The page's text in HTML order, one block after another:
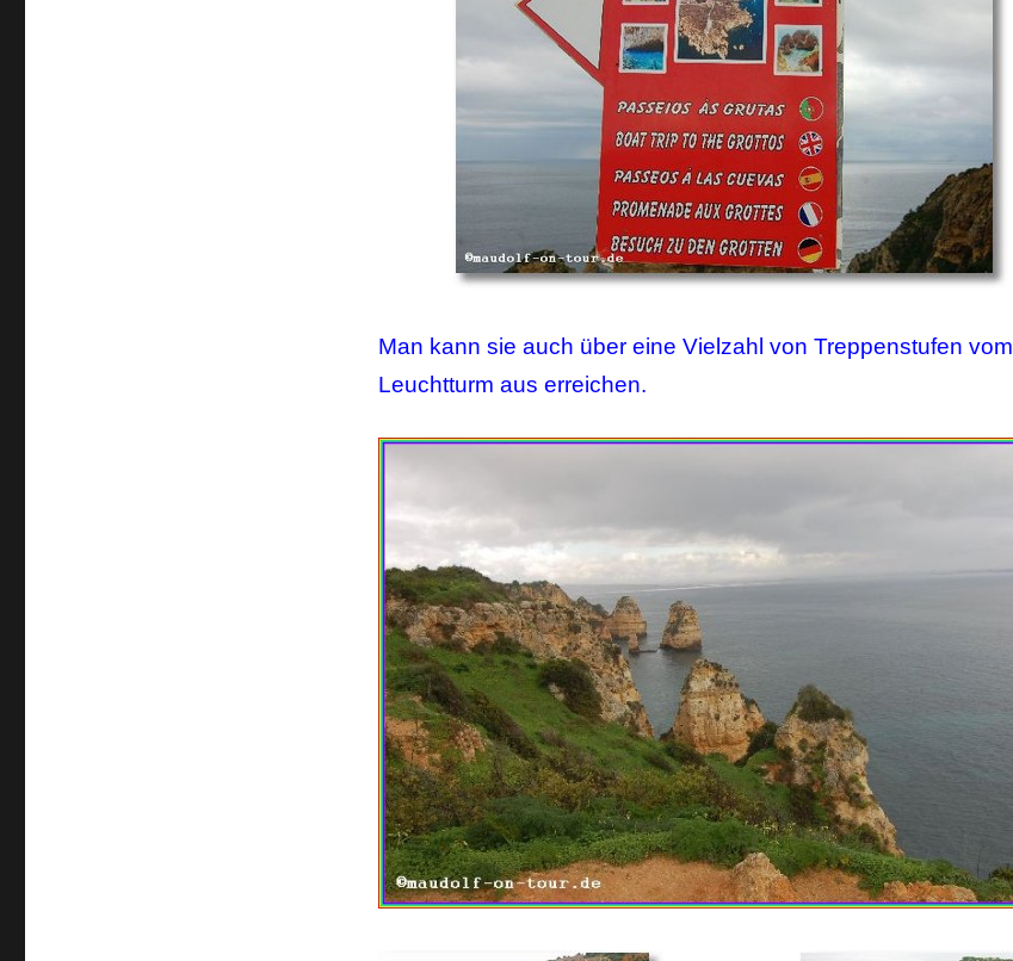
Man kann sie auch über eine Vielzahl von Treppenstufen vom
Leuchtturm aus erreichen.